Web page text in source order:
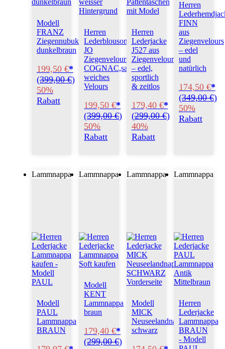
Modell
FRANZ
Ziegennubuk
dunkelbraun
199,50 €*
(399,00 €)
50%
Rabatt
Herren
Lederblouson
JO
Ziegenvelours
COGNAC,samtig
weiches
Velours
199,50 €*
(399,00 €)
50%
Rabatt
Herren
Lederjacke
J527 aus
Ziegenvelours
– edel,
sportlich
& zeitlos
179,40 €*
(299,00 €)
40%
Rabatt
Herren
FINN
aus
Ziegenvelours
– edel
und
natürlich
174,50 €*
(349,00 €)
50%
Rabatt
Lammnappa
Modell
PAUL
Lammnappa
BRAUN
Lammnappa
Modell
KENT
Lammnappa
braun
179,40 €*
(299,00 €)
Lammnappa
Modell
MICK
Neuseelandnappa
schwarz
Lammnappa
Herren
Lederjacke
Lammnappa
BRAUN
- Modell